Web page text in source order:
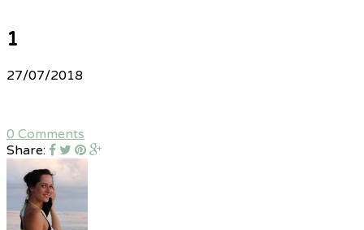
1
27/07/2018
0 Comments
Share: